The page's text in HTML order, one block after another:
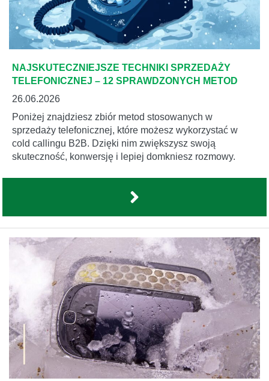
NAJSKUTECZNIEJSZE TECHNIKI SPRZEDAŻY
TELEFONICZNEJ – 12 SPRAWDZONYCH METOD
26.06.2026
Poniżej znajdziesz zbiór metod stosowanych w
sprzedaży telefonicznej, które możesz wykorzystać w
cold callingu B2B. Dzięki nim zwiększysz swoją
skuteczność, konwersję i lepiej domkniesz rozmowy.